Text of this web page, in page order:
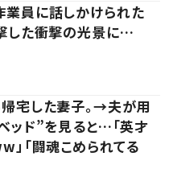
員に話しかけられた
した衝撃の光景に…
宅した妻子。→夫が用
ッド”を見ると…「英才
「闘魂こめられてる